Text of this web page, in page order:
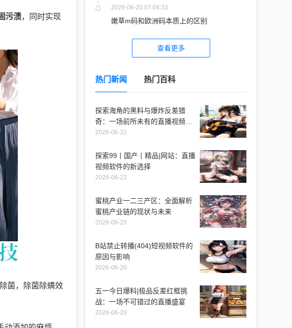
污渍，同时实现
菌，除菌除螨效
2026-06-20 07:04:33
嫩草m码和欧洲码本质上的区别
查看更多
热门新闻 热门百科
探索海角的黑料与爆炸反差猎
奇：一场前所未有的直播视频体
验
2026-06-22
探索99丨国产丨精品|网站：直播
视频软件的新选择
2026-06-22
蜜桃产业一二三产区：全面解析
蜜桃产业链的现状与未来
2026-06-20
B站禁止转播(404)短视频软件的
原因与影响
2026-06-20
五一今日爆料|极品反差红框挑
战：一场不可错过的直播盛宴
2026-06-20